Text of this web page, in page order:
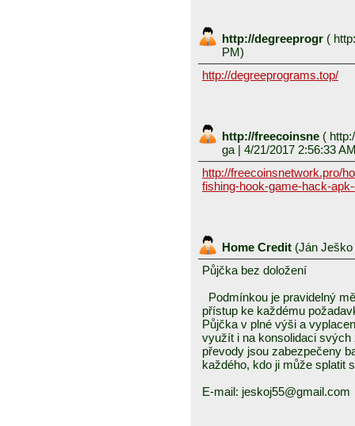
http://degreeprogr (
PM)
http://degreeprograms.top/
http://freecoinsne (
ga | 4/21/2017 2:56:33
http://freecoinsnetwork.pro/
fishing-hook-game-hack-
Home Credit (Ján Ješko
Půjčka bez doložení
Podmínkou je pravidelný
přístup ke každému
Půjčka v plné výši a
využít i na konsolidaci
převody jsou zabezpečeny
každého, kdo ji může splatit
E-mail: jeskoj55@gmail.com